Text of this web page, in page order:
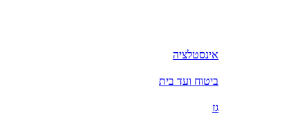
אינסטלציה
ביטוח ועד בית
גז